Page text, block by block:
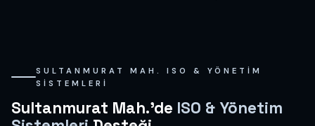
SULTANMURAT MAH. ISO & YÖNETIM
SISTEMLERI
Sultanmurat Mah.'de ISO & Yönetim